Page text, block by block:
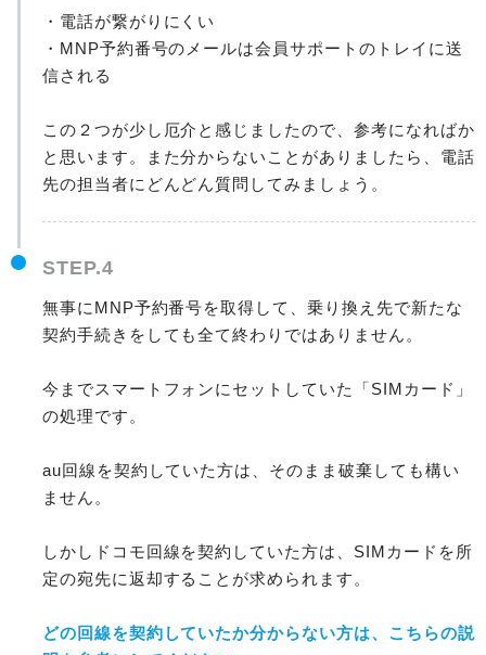
・電話が繋がりにくい
・MNP予約番号のメールは会員サポートのトレイに送
信される
この２つが少し厄介と感じましたので、参考になればか
と思います。また分からないことがありましたら、電話
先の担当者にどんどん質問してみましょう。
STEP.4
無事にMNP予約番号を取得して、乗り換え先で新たな
契約手続きをしても全て終わりではありません。
今までスマートフォンにセットしていた「SIMカード」
の処理です。
au回線を契約していた方は、そのまま破棄しても構い
ません。
しかしドコモ回線を契約していた方は、SIMカードを所
定の宛先に返却することが求められます。
どの回線を契約していたか分からない方は、こちらの説